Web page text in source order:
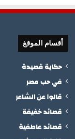
أقسام الموقغ
حكاية قصيدة
في حب مصر
قالوا عن الشاعر
قصائد خفيفة
قصائد عاطفية